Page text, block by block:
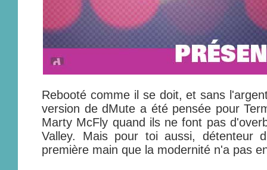
Rebooté comme il se doit, et sans
version de dMute a été pensée pour
Marty McFly quand ils ne font pas
Valley. Mais pour toi aussi, détenteur
première main que la modernité n'a pas